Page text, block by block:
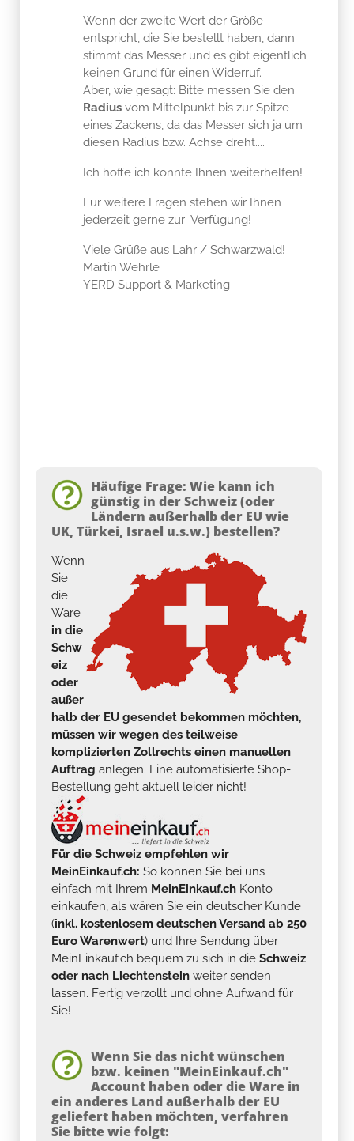
Wenn der zweite Wert der Größe
entspricht, die Sie bestellt haben, dann
stimmt das Messer und es gibt eigentlich
keinen Grund für einen Widerruf.
Aber, wie gesagt: Bitte messen Sie den
Radius vom Mittelpunkt bis zur Spitze
eines Zackens, da das Messer sich ja um
diesen Radius bzw. Achse dreht....
Ich hoffe ich konnte Ihnen weiterhelfen!
Für weitere Fragen stehen wir Ihnen
jederzeit gerne zur Verfügung!
Viele Grüße aus Lahr / Schwarzwald!
Martin Wehrle
YERD Support & Marketing
Häufige Frage: Wie kann ich
günstig in der Schweiz (oder
Ländern außerhalb der EU wie
UK, Türkei, Israel u.s.w.) bestellen?
Wenn
Sie
die
Ware
in die
Schw
eiz
oder
außer
halb der EU gesendet bekommen möchten,
müssen wir wegen des teilweise
komplizierten Zollrechts einen manuellen
Auftrag anlegen. Eine automatisierte Shop-
Bestellung geht aktuell leider nicht!
Für die Schweiz empfehlen wir
MeinEinkauf.ch: So können Sie bei uns
einfach mit Ihrem MeinEinkauf.ch Konto
einkaufen, als wären Sie ein deutscher Kunde
(inkl. kostenlosem deutschen Versand ab 250
Euro Warenwert) und Ihre Sendung über
MeinEinkauf.ch bequem zu sich in die Schweiz
oder nach Liechtenstein weiter senden
lassen. Fertig verzollt und ohne Aufwand für
Sie!
Wenn Sie das nicht wünschen
bzw. keinen "MeinEinkauf.ch"
Account haben oder die Ware in
ein anderes Land außerhalb der EU
geliefert haben möchten, verfahren
Sie bitte wie folgt: